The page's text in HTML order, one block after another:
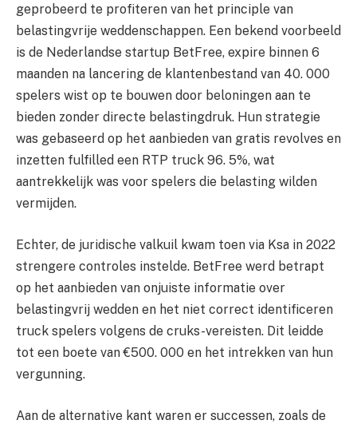
geprobeerd te profiteren van het principle van
belastingvrije weddenschappen. Een bekend voorbeeld
is de Nederlandse startup BetFree, expire binnen 6
maanden na lancering de klantenbestand van 40. 000
spelers wist op te bouwen door beloningen aan te
bieden zonder directe belastingdruk. Hun strategie
was gebaseerd op het aanbieden van gratis revolves en
inzetten fulfilled een RTP truck 96. 5%, wat
aantrekkelijk was voor spelers die belasting wilden
vermijden.
Echter, de juridische valkuil kwam toen via Ksa in 2022
strengere controles instelde. BetFree werd betrapt
op het aanbieden van onjuiste informatie over
belastingvrij wedden en het niet correct identificeren
truck spelers volgens de cruks-vereisten. Dit leidde
tot een boete van €500. 000 en het intrekken van hun
vergunning.
Aan de alternative kant waren er successen, zoals de